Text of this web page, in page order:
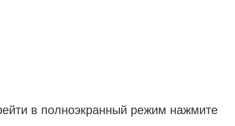
в полноэкранный режим нажмите